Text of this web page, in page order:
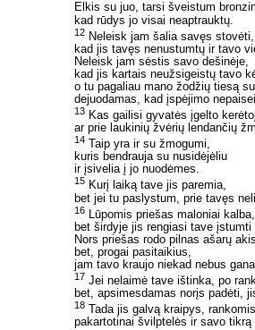
Elkis su juo, tarsi šveistum
kad rūdys jo visai neaptrauktų.
12 Neleisk jam šalia savęs stovėti,
kad jis tavęs nenustumtų ir tavo
Neleisk jam sėstis savo dešinėje,
kad jis kartais neužsigeistų tavo
o tu pagaliau mano žodžių tiesą
dejuodamas, kad įspėjimo
13 Kas gailisi gyvatės įgelto
ar prie laukinių žvėrių lendančių
14 Taip yra ir su žmogumi,
kuris bendrauja su nusidėjėliu
ir įsivelia į jo nuodėmes.
15 Kurį laiką tave jis paremia,
bet jei tu paslystum, prie tavęs
16 Lūpomis priešas maloniai kalba,
bet širdyje jis rengiasi tave įstumti
Nors priešas rodo pilnas ašarų
bet, progai pasitaikius,
jam tavo kraujo niekad nebus
17 Jei nelaimė tave ištinka, po
bet, apsimesdamas norįs padėti,
18 Tada jis galvą kraipys,
pakartotinai švilptelės ir savo tikrą